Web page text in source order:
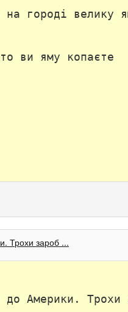
на городі велику
ви яму копаєте
Трохи зароб ...
до Америки. Трохи